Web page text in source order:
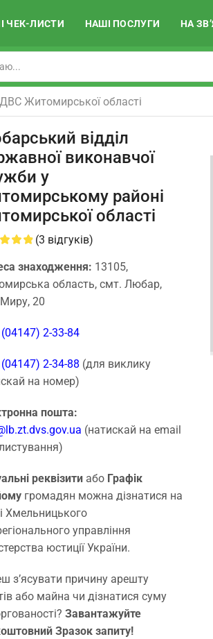
ЧЕК-ЛИСТИ НАШІ ПОСЛУГИ НА
Житомирської області
відділ
виконавчої
у
районі
області
(3 відгуків)
знаходження: 13105,
область, смт. Любар,
20
(04147) 2-33-84
(04147) 2-34-88 (для виклику
на номер)
пошта:
(натискай на email
реквізити або Графік
громадян можна дізнатися на
Хмельницького
управління
юстиції України.
з’ясувати причину арешту
або майна чи дізнатися суму
Завантажуйте
Зразок запиту!